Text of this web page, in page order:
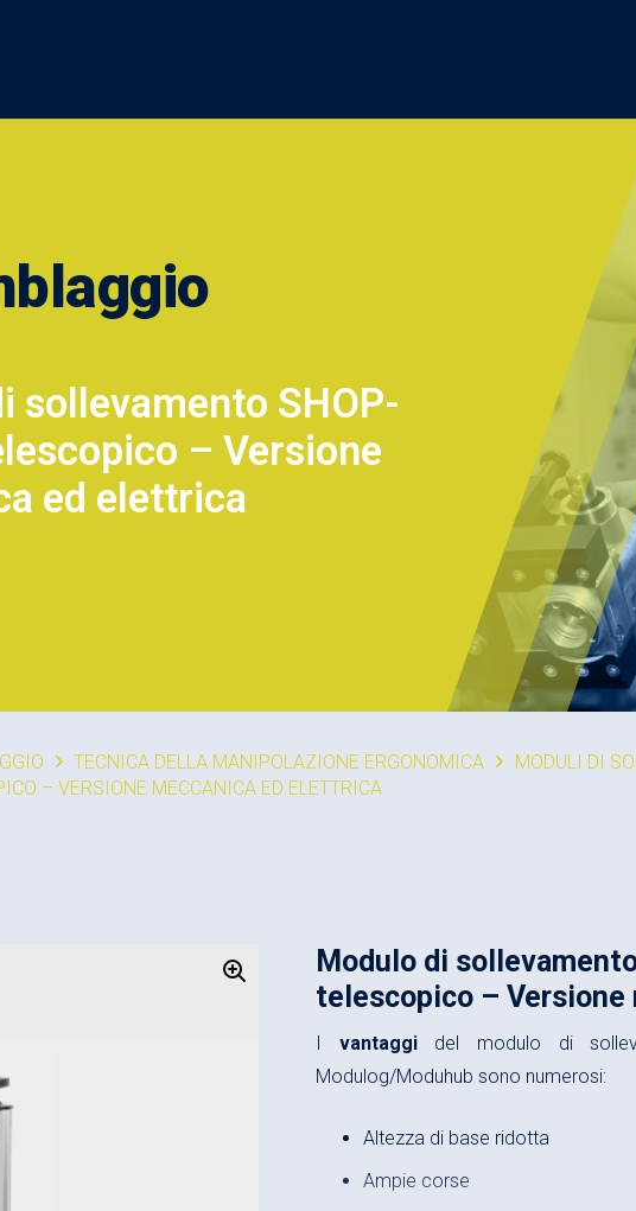
sollevamento SHOP-
– Versione
ed elettrica
TECNICA DELLA MANIPOLAZIONE ERGONOMICA
MODULI DI
– VERSIONE MECCANICA ED ELETTRICA
Modulo di
telescopico –
I vantaggidel modulo di
Modulog/Moduhub sono numerosi:
Altezza di base ridotta
Ampie corse